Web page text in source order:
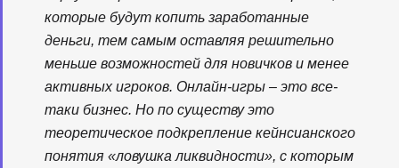
которые будут копить заработанные
деньги, тем самым оставляя решительно
меньше возможностей для новичков и менее
активных игроков. Онлайн-игры – это все-
таки бизнес. Но по существу это
теоретическое подкрепление кейнсианского
понятия «ловушка ликвидности», с которым